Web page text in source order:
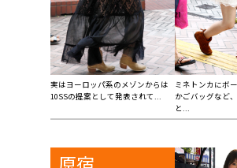
実はヨーロッパ系のメゾンからは
10SSの提案として発表されて...
ミネトンカにボ
かごバッグなど
と...